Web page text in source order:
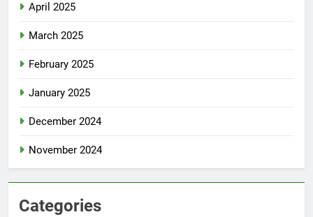
April 2025
March 2025
February 2025
January 2025
December 2024
November 2024
Categories